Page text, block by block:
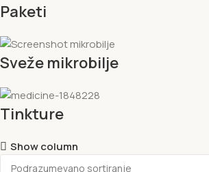
Paketi
Sveže mikrobilje
Tinkture
Show column